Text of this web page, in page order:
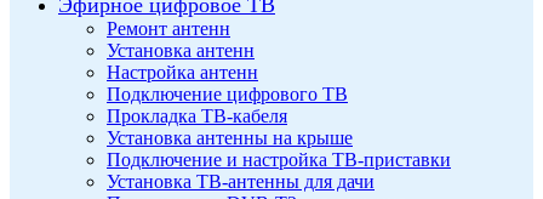
Ремонт антенн
Установка антенн
Настройка антенн
Подключение цифрового ТВ
Прокладка ТВ-кабеля
Установка антенны на крыше
Подключение и настройка ТВ-приставки
Установка ТВ-антенны для дачи